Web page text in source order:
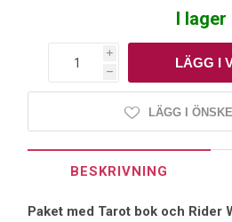
I lager
i
h
LÄGG I
BESKRIVNING
Paket med Tarot bok och Rider